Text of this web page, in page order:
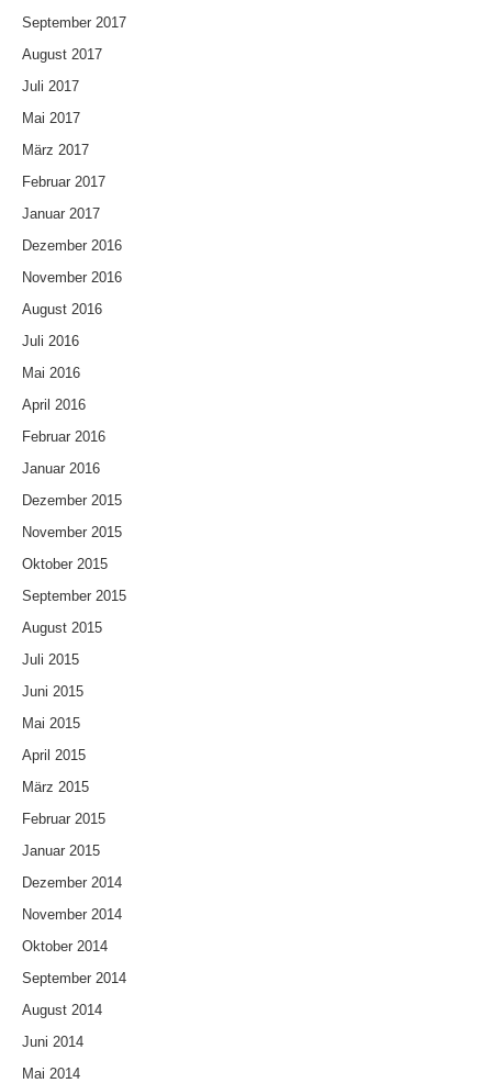
September 2017
August 2017
Juli 2017
Mai 2017
März 2017
Februar 2017
Januar 2017
Dezember 2016
November 2016
August 2016
Juli 2016
Mai 2016
April 2016
Februar 2016
Januar 2016
Dezember 2015
November 2015
Oktober 2015
September 2015
August 2015
Juli 2015
Juni 2015
Mai 2015
April 2015
März 2015
Februar 2015
Januar 2015
Dezember 2014
November 2014
Oktober 2014
September 2014
August 2014
Juni 2014
Mai 2014